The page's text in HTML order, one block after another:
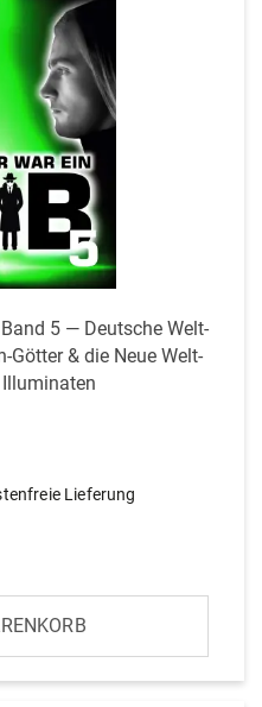
5 — Deutsche Welt­
Götter & die Neue Welt­
Lieferung